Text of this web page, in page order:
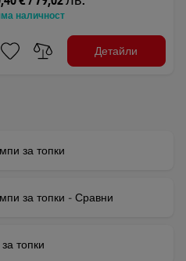
наличност
Детайли
за топки
за топки - Сравни
топки